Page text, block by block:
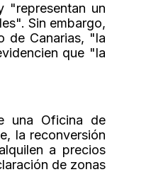
"representan un
Sin embargo,
de Canarias, "la
que "la
una Oficina de
la reconversión
a precios
de zonas